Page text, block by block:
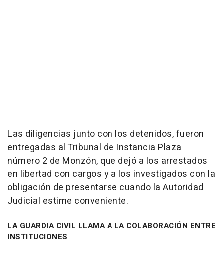
Las diligencias junto con los detenidos, fueron
entregadas al Tribunal de Instancia Plaza
número 2 de Monzón, que dejó a los arrestados
en libertad con cargos y a los investigados con la
obligación de presentarse cuando la Autoridad
Judicial estime conveniente.
LA GUARDIA CIVIL LLAMA A LA COLABORACIÓN ENTRE
INSTITUCIONES